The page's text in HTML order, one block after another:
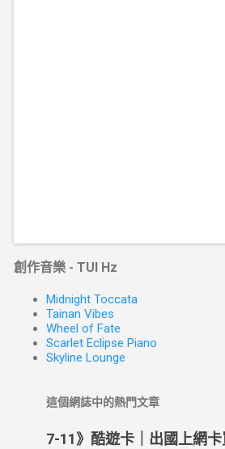
創作音樂 - TUI Hz
Midnight Toccata
Tainan Vibes
Wheel of Fate
Scarlet Eclipse Piano
Skyline Lounge
這個網誌中的熱門文章
7-11》酷遊卡｜出國上網